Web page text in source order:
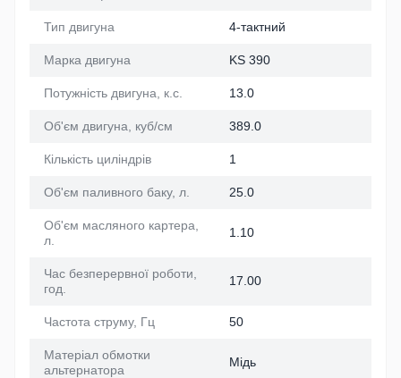
Тип двигуна 4-тактний
Марка двигуна KS 390
Потужність двигуна, к.с. 13.0
Об'єм двигуна, куб/см 389.0
Кількість циліндрів 1
Об'єм паливного баку, л. 25.0
Об'єм масляного картера,
л.
1.10
Час безперервної роботи,
год.
17.00
Частота струму, Гц 50
Матеріал обмотки
альтернатора
Мідь